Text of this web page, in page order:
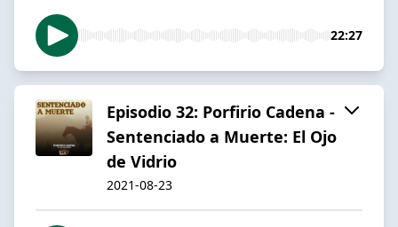
22:27
Episodio 32: Porfirio Cadena -
Sentenciado a Muerte: El Ojo
de Vidrio
2021-08-23